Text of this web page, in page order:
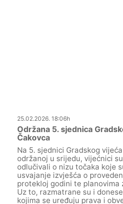
25.02.2026. 18:06h
Održana 5. sjednica
Čakovca
Na 5. sjednici Gradskog
održanoj u srijedu, vijećnici
odlučivali o nizu točaka koje
usvajanje izvješća o
protekloj godini te planovima
Uz to, razmatrane su i
kojima se uređuju prava i